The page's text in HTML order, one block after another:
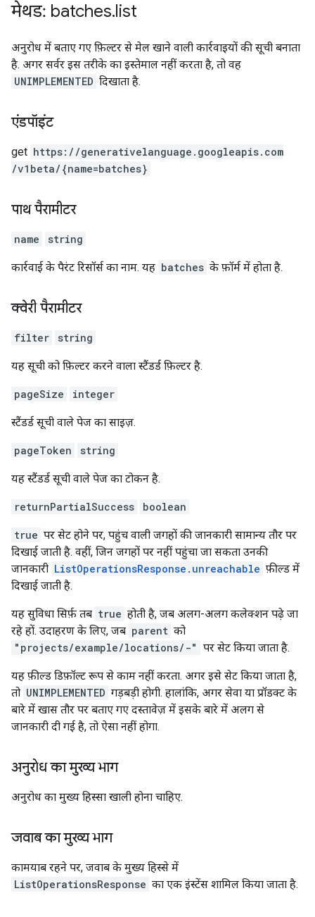
मेथड: batches.list
अनुरोध में बताए गए फ़िल्टर से मेल खाने वाली कार्रवाइयों की सूची बनाता
है. अगर सर्वर इस तरीके का इस्तेमाल नहीं करता है, तो वह
UNIMPLEMENTED दिखाता है.
एंडपॉइंट
get https: / /generativelanguage.googleapis.com
/v1beta/{name=batches}
पाथ पैरामीटर
name string
कार्रवाई के पैरंट रिसॉर्स का नाम. यह batches के फ़ॉर्म में होता है.
क्वेरी पैरामीटर
filter string
यह सूची को फ़िल्टर करने वाला स्टैंडर्ड फ़िल्टर है.
pageSize integer
स्टैंडर्ड सूची वाले पेज का साइज़.
pageToken string
यह स्टैंडर्ड सूची वाले पेज का टोकन है.
returnPartialSuccess boolean
true पर सेट होने पर, पहुंच वाली जगहों की जानकारी सामान्य तौर पर
दिखाई जाती है. वहीं, जिन जगहों पर नहीं पहुंचा जा सकता उनकी
जानकारी ListOperationsResponse.unreachable फ़ील्ड में
दिखाई जाती है.
यह सुविधा सिर्फ़ तब true होती है, जब अलग-अलग कलेक्शन पढ़े जा
रहे हों. उदाहरण के लिए, जब parent को
"projects/example/locations/-" पर सेट किया जाता है.
यह फ़ील्ड डिफ़ॉल्ट रूप से काम नहीं करता. अगर इसे सेट किया जाता है,
तो UNIMPLEMENTED गड़बड़ी होगी. हालांकि, अगर सेवा या प्रॉडक्ट के
बारे में खास तौर पर बताए गए दस्तावेज़ में इसके बारे में अलग से
जानकारी दी गई है, तो ऐसा नहीं होगा.
अनुरोध का मुख्य भाग
अनुरोध का मुख्य हिस्सा खाली होना चाहिए.
जवाब का मुख्य भाग
कामयाब रहने पर, जवाब के मुख्य हिस्से में
ListOperationsResponse का एक इंस्टेंस शामिल किया जाता है.